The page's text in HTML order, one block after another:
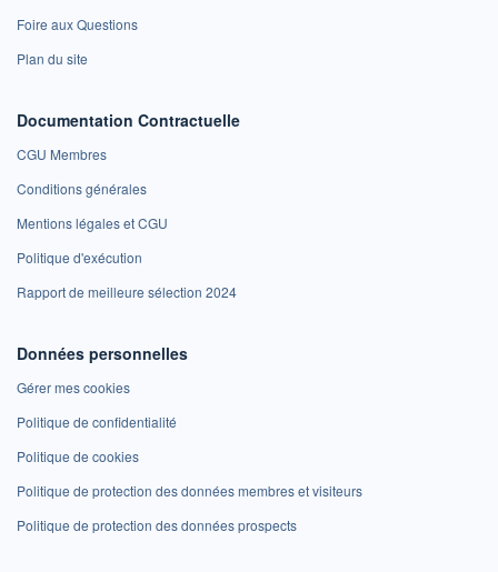
Foire aux Questions
Plan du site
Documentation Contractuelle
CGU Membres
Conditions générales
Mentions légales et CGU
Politique d'exécution
Rapport de meilleure sélection 2024
Données personnelles
Gérer mes cookies
Politique de confidentialité
Politique de cookies
Politique de protection des données membres et visiteurs
Politique de protection des données prospects